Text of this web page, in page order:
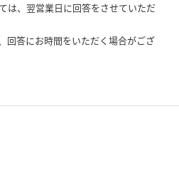
は、翌営業日に回答をさせていただ
回答にお時間をいただく場合がござ